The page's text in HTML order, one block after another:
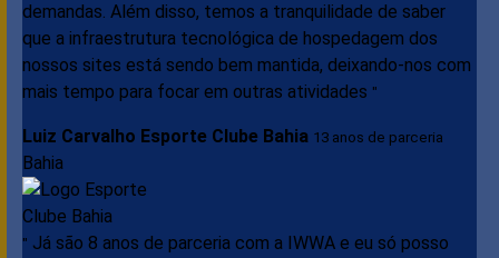
demandas. Além disso, temos a tranquilidade de saber
que a infraestrutura tecnológica de hospedagem dos
nossos sites está sendo bem mantida, deixando-nos com
mais tempo para focar em outras atividades "
Luiz Carvalho Esporte Clube Bahia 13 anos de parceria
Bahia
" Já são 8 anos de parceria com a IWWA e eu só posso